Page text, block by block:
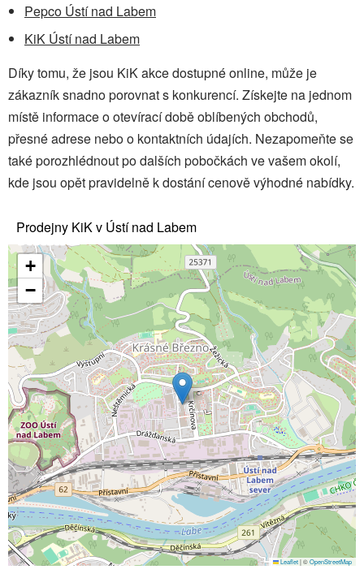
Pepco Ústí nad Labem
KiK Ústí nad Labem
Díky tomu, že jsou KiK akce dostupné online, může je
zákazník snadno porovnat s konkurencí. Získejte na jednom
místě informace o otevírací době oblíbených obchodů,
přesné adrese nebo o kontaktních údajích. Nezapomeňte se
také porozhlédnout po dalších pobočkách ve vašem okolí,
kde jsou opět pravidelně k dostání cenově výhodné nabídky.
Prodejny KiK v Ústí nad Labem
+
−
Leaflet|©OpenStreetMap